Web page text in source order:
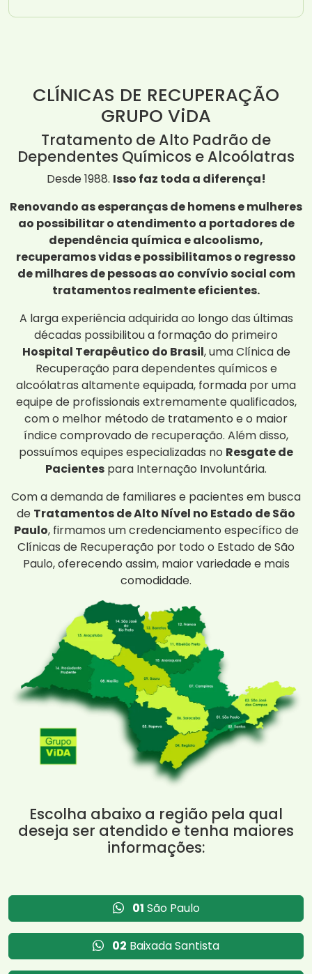
CLÍNICAS DE RECUPERAÇÃO
GRUPO ViDA
Tratamento de Alto Padrão de
Dependentes Químicos e Alcoólatras
Desde 1988. Isso faz toda a diferença!
Renovando as esperanças de homens e mulheres
ao possibilitar o atendimento a portadores de
dependência química e alcoolismo,
recuperamos vidas e possibilitamos o regresso
de milhares de pessoas ao convívio social com
tratamentos realmente eficientes.
A larga experiência adquirida ao longo das últimas
décadas possibilitou a formação do primeiro
Hospital Terapêutico do Brasil, uma Clínica de
Recuperação para dependentes químicos e
alcoólatras altamente equipada, formada por uma
equipe de profissionais extremamente qualificados,
com o melhor método de tratamento e o maior
índice comprovado de recuperação. Além disso,
possuímos equipes especializadas no Resgate de
Pacientes para Internação Involuntária.
Com a demanda de familiares e pacientes em busca
de Tratamentos de Alto Nível no Estado de São
Paulo, firmamos um credenciamento específico de
Clínicas de Recuperação por todo o Estado de São
Paulo, oferecendo assim, maior variedade e mais
comodidade.
Escolha abaixo a região pela qual
deseja ser atendido e tenha maiores
informações:
01 São Paulo
02 Baixada Santista